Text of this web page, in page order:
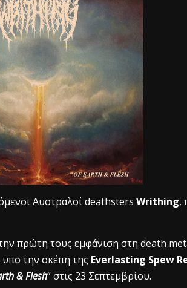
Αυστραλοί deathsters Writhing,
πρώτη τους εμφάνιση στη death
υπο την σκέπη της Everlasting Spew
& Flesh” στις 23 Σεπτεμβρίου.